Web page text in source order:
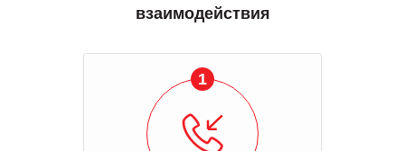
взаимодействия
1